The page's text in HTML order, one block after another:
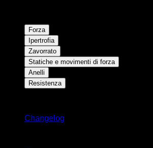
Forza
Ipertrofia
Zavorrato
Statiche e movimenti di forza
Anelli
Resistenza
Changelog